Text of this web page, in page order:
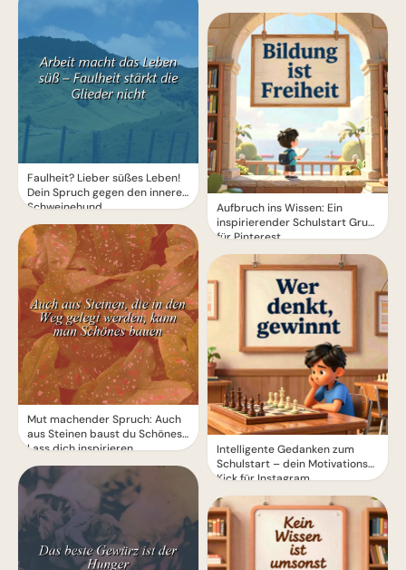
Faulheit? Lieber süßes Leben!
Dein Spruch gegen den inneren
Schweinehund
Mut machender Spruch: Auch
aus Steinen baust du Schönes!
Lass dich inspirieren.
Aufbruch ins Wissen: Ein
inspirierender Schulstart Gruß
für Pinterest
Intelligente Gedanken zum
Schulstart – dein Motivations-
Kick für Instagram